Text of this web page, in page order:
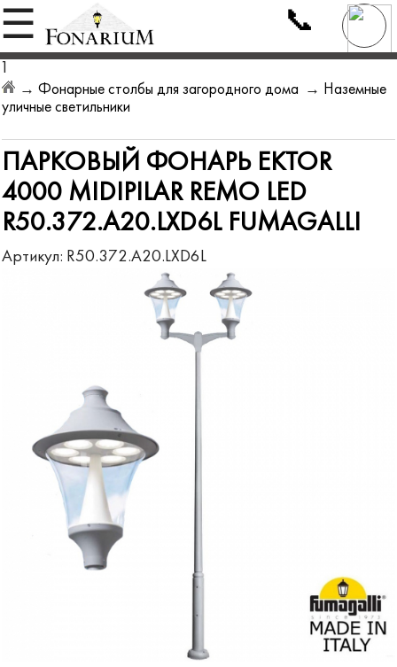
☰ 📞
1
→Фонарные столбы для загородного дома → Наземные
уличные светильники
ПАРКОВЫЙ ФОНАРЬ EKTOR
4000 MIDIPILAR REMO LED
R50.372.A20.LXD6L FUMAGALLI
Артикул: R50.372.A20.LXD6L